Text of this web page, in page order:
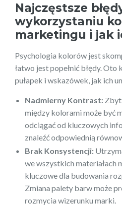
Najczęstsze
wykorzystaniu
marketingu i jak
Psychologia kolorów jest
łatwo jest popełnić błędy. Oto
pułapek i wskazówek, jak ich
Nadmierny Kontrast:
między kolorami może być
odciągać od kluczowych
znaleźć odpowiednią
Brak Konsystencji:
we wszystkich materiałach
kluczowe dla budowania
Zmiana palety barw może
rozmycia wizerunku marki.